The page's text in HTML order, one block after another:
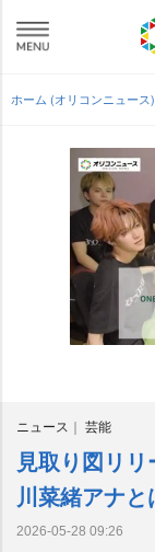
ホーム (オリコンニュース)
ニュース 芸能
見取り図リ
川菜緒アナと
2026-05-28 09:26